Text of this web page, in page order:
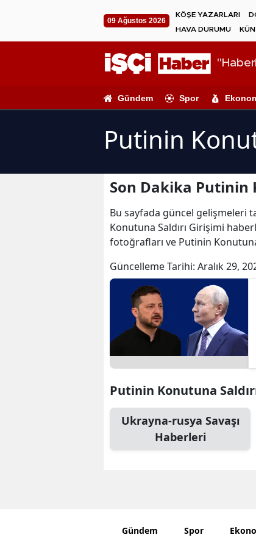
09 Ağustos 2026
KÖŞE YAZARLARI
HAVA DURUMU
Gündem Spor
Putinin
Son Dakika Putinin
Bu sayfada güncel gelişmeleri
Konutuna Saldırı Girişimi
fotoğrafları ve Putinin
Güncelleme Tarihi: Aralık 29,
Putinin Konutuna
Ukrayna-rusya Savaşı
Haberleri
Gündem Spor